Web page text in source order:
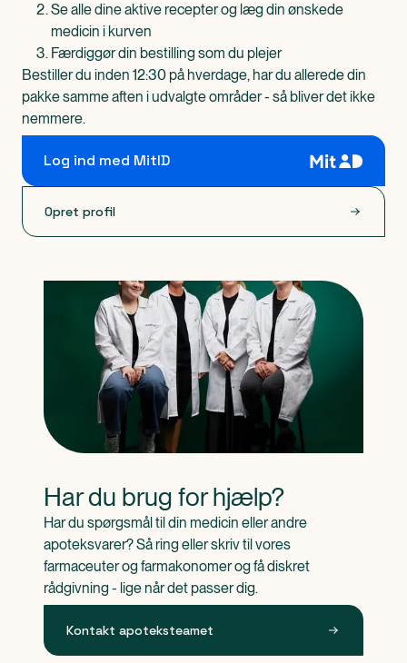
Se alle dine aktive recepter og læg din ønskede
medicin i kurven
Færdiggør din bestilling som du plejer
Bestiller du inden 12:30 på hverdage, har du allerede din
pakke samme aften i udvalgte områder - så bliver det ikke
nemmere.
Log ind med MitID
Opret profil
Har du brug for hjælp?
Har du spørgsmål til din medicin eller andre
apoteksvarer? Så ring eller skriv til vores
farmaceuter og farmakonomer og få diskret
rådgivning - lige når det passer dig.
Kontakt apoteksteamet